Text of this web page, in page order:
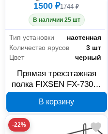
1500 ₽1744 ₽
В наличии 25 шт
Тип установки
настенная
Количество ярусов
3 шт
Цвет
черный
Прямая трехэтажная
полка FIXSEN FX-730B-
В корзину
-22%